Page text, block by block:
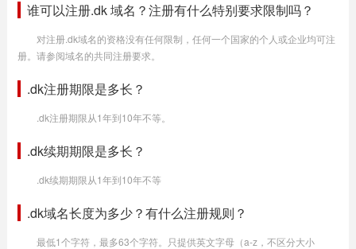
谁可以注册.dk 域名？注册有什么特别要求限制吗？
对注册.dk域名的资格没有任何限制，任何一个国家的个人或企业均可注
册。请参阅域名的共同注册要求。
.dk注册期限是多长？
.dk注册期限从1年到10年不等。
.dk续期期限是多长？
.dk续期期限从1年到10年不等
.dk域名长度为多少？有什么注册规则？
最低1个字符，最多63个字符。只提供英文字母（a-z，不区分大小